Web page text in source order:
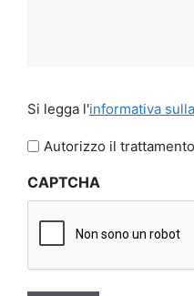
legga
l'informativa
privacy
Si legga l'informativa
Autorizzo il
CAPTCHA